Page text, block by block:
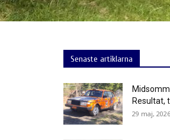
Senaste artiklarna
Resultat,
29 maj, 2026